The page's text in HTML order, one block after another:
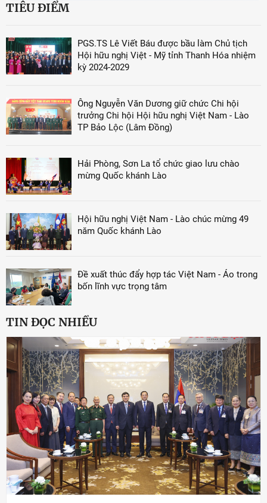
TIÊU ĐIỂM
PGS.TS Lê Viết Báu được bầu làm Chủ tịch
Hội hữu nghị Việt - Mỹ tỉnh Thanh Hóa nhiệm
kỳ 2024-2029
Ông Nguyễn Văn Dương giữ chức Chi hội
trưởng Chi hội Hội hữu nghị Việt Nam - Lào
TP Bảo Lộc (Lâm Đồng)
Hải Phòng, Sơn La tổ chức giao lưu chào
mừng Quốc khánh Lào
Hội hữu nghị Việt Nam - Lào chúc mừng 49
năm Quốc khánh Lào
Đề xuất thúc đẩy hợp tác Việt Nam - Áo trong
bốn lĩnh vực trọng tâm
TIN ĐỌC NHIỀU